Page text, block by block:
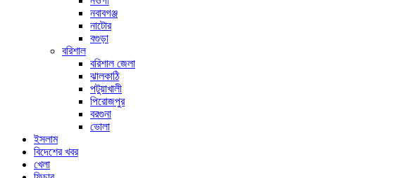
নবাবগঞ্জ
নাটোর
বগুড়া
বরিশাল
বরিশাল জেলা
ঝালকাঠি
পটুয়াখালী
পিরোজপুর
বরগুনা
ভোলা
ইসলাম
বিদেশের খবর
খেলা